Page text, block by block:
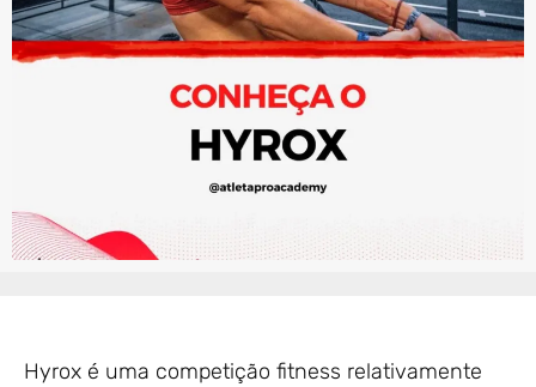
Hyrox é uma competição fitness relativamente